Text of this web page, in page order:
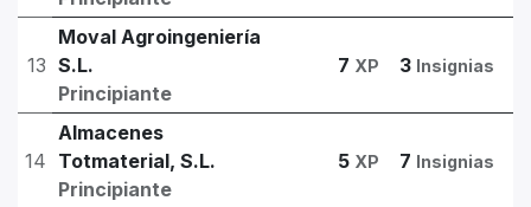
13
Moval Agroingeniería
S.L.
Principiante
7 XP 3 Insignias
14
Almacenes
Totmaterial, S.L.
Principiante
5 XP 7 Insignias